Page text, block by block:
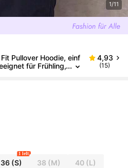
1/11
Pullover Hoodie, einf
für Frühling,
4,93
(15)
36(S)
1 left
38 (M) 40 (L)